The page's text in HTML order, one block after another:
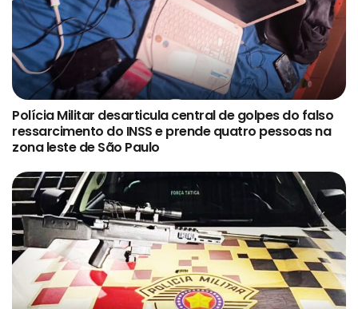
Polícia Militar desarticula central de golpes do falso
ressarcimento do INSS e prende quatro pessoas na
zona leste de São Paulo